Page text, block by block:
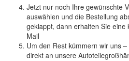
Jetzt nur noch Ihre gewünschte
auswählen und die Bestellung
geklappt, dann erhalten Sie eine
Mail
Um den Rest kümmern wir uns
direkt an unsere